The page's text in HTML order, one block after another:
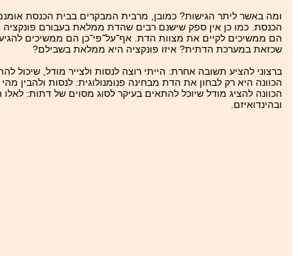
ומה באשר ליתר הגישות? כמובן, מרבית המבקרים בבית הכנסת
הכנסת. כמו כן אין ספק שישנם רבים שהדת ממלאת בעבורם פונקציה
הם ממשיכים לקיים את מצוות הדת. אף־על־פי־כן הם ממשיכים
שכזאת במערכת הדתית? איזו פונקציה היא ממלאת בשבילם?
ברצוני להציע תשובה אחרת: הייתי רוצה לנסות ולצייר מודל,
הכוונה היא רק לבחון את הדת מבחינה פנומנולוגית: לנסות
הכוונה להציג מודל שיוכל להתאים בעיקר לסוג מסוים של דתות:
ובהינדואיזם.